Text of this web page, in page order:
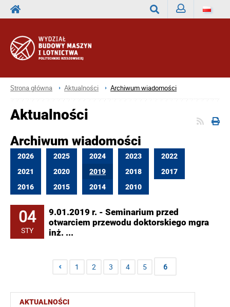
Strona główna Aktualności Archiwum wiadomości
AKTUALNOŚCI
Aktualności
Archiwum wiadomości
2026 2025 2024 2023
2022
2021
2020 2019 2018
2017
2016
2015 2014 2010
04
STY
9.01.2019 r. - Seminarium przed
otwarciem przewodu doktorskiego mgra
inż. ...
1 2 3 4 5 6